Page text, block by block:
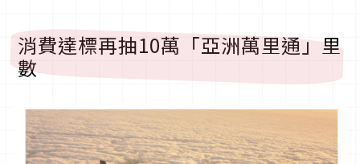
消費達標再抽10萬「亞洲萬里通」里
數